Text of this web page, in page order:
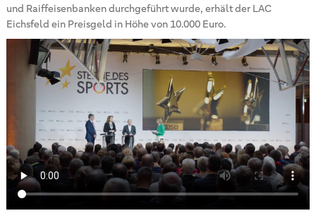
und Raiffeisenbanken durchgeführt wurde, erhält der LAC
Eichsfeld ein Preisgeld in Höhe von 10.000 Euro.